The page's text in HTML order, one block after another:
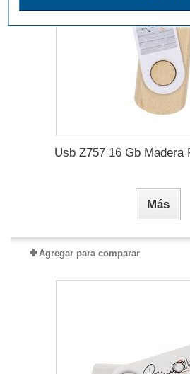
Usb Z757 16 Gb Madera
Más
Agregar para comparar